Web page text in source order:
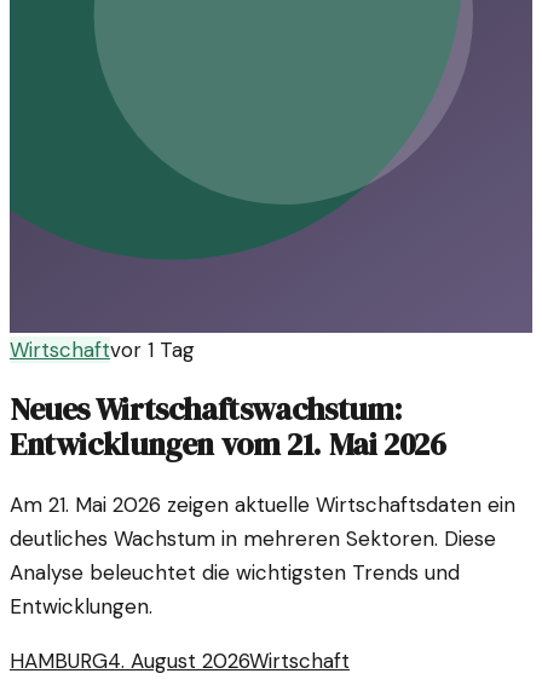
Wirtschaftvor 1 Tag
Neues Wirtschaftswachstum:
Entwicklungen vom 21. Mai 2026
Am 21. Mai 2026 zeigen aktuelle Wirtschaftsdaten ein
deutliches Wachstum in mehreren Sektoren. Diese
Analyse beleuchtet die wichtigsten Trends und
Entwicklungen.
HAMBURG4. August 2026Wirtschaft